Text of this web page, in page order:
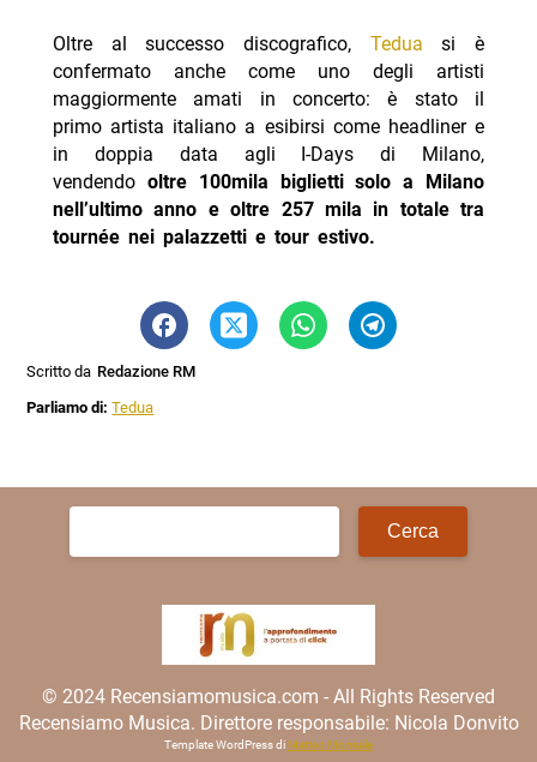
Oltre al successo discografico, Tedua si è
confermato anche come uno degli artisti
maggiormente amati in concerto: è stato il
primo artista italiano a esibirsi come headliner e
in doppia data agli I-Days di Milano,
vendendo oltre 100mila biglietti solo a Milano
nell’ultimo anno e oltre 257 mila in totale tra
tournée nei palazzetti e tour estivo.
Scritto da Redazione RM
Parliamo di:Tedua
Ricerca
© 2024 Recensiamomusica.com - All Rights Reserved
Recensiamo Musica. Direttore responsabile: Nicola Donvito
Template WordPress di Matteo Morreale